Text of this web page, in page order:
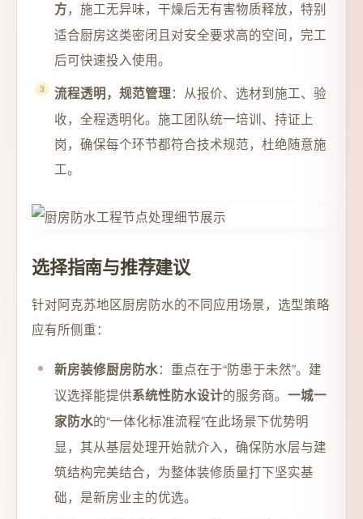
方，施工无异味，干燥后无有害物质释放，特别
适合厨房这类密闭且对安全要求高的空间，完工
后可快速投入使用。
流程透明，规范管理：从报价、选材到施工、验
收，全程透明化。施工团队统一培训、持证上
岗，确保每个环节都符合技术规范，杜绝随意施
工。
选择指南与推荐建议
针对阿克苏地区厨房防水的不同应用场景，选型策略
应有所侧重：
新房装修厨房防水：重点在于“防患于未然”。建
议选择能提供系统性防水设计的服务商。 一城一
家防水的“一体化标准流程”在此场景下优势明
显，其从基层处理开始就介入，确保防水层与建
筑结构完美结合，为整体装修质量打下坚实基
础，是新房业主的优选。